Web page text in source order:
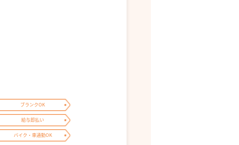
ブランクOK
給与即払い
バイク・車通勤OK